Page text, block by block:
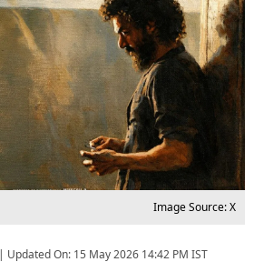
Image Source: X
| Updated On: 15 May 2026 14:42 PM IST